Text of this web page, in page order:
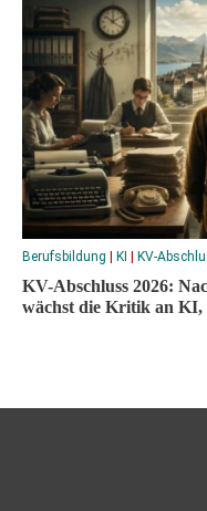
Berufsbildung | KI | KV-
KV-Abschluss 2026:
wächst die Kritik an KI,